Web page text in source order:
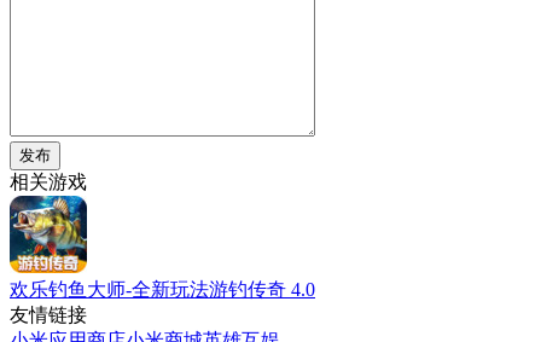
发布
相关游戏
欢乐钓鱼大师-全新玩法游钓传奇 4.0
友情链接